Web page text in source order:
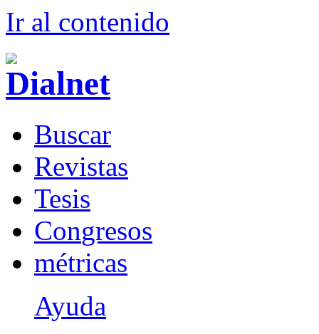
Ir al contenido
Buscar
Revistas
Tesis
Congresos
métricas
Ayuda